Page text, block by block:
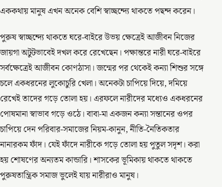
এককথায় মানুষ এখন অনেক বেশি স্বাচ্ছন্দ্যে থাকতে পছন্দ করেন।
পুরুষ স্বাচ্ছন্দ্যে থাকতে ঘরে-বাইরে উভয় ক্ষেত্রেই আজীবন নিজের
জায়গা অটুটভাবেই দখল করে রেখেছেন। পক্ষান্তরে নারী ঘরে-বাইরে
সর্বক্ষেত্রেই আজীবন কোণঠাসা। জন্মের পর থেকেই কন্যা শিশুর সঙ্গে
চলে একধরনের লুকোচুরি খেলা। অনেকটা চাপিয়ে দিয়ে, দমিয়ে
রেখেই তাদের গড়ে তোলা হয়। এরফলে নারীদের মধ্যেও একধরনের
পোষমানা স্বাভাব গড়ে ওঠে। বাবা-মা একজন কন্যা সন্তানের ওপর
চাপিয়ে দেন পরিবার-সমাজের নিয়ম-কানুন, নীতি-নৈতিকতার
নানারকম ফাঁদ। যেই ফাঁদে নারীকে গড়ে তোলা হয় পুতুল সদৃশ। করা
হয় শোষণের অন্যতম কান্ডারি। শাসকের ভূমিকায় থাকতে থাকতে
পুরুষতান্ত্রিক সমাজ ভুলেই যায় নারীরাও মানুষ।